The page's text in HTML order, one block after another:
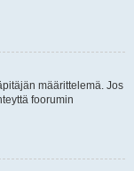
määrittelemä. Jos
foorumin